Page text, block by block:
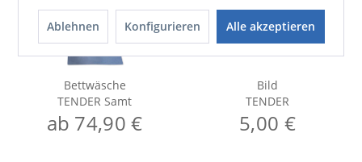
Bettwäsche
TENDER Samt
ab 74,90 €
Bild
TENDER
5,00 €
Ablehnen Konfigurieren Alle akzeptieren